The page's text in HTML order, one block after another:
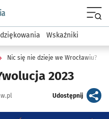
Prezydent
Wskaźniki
Nic się nie dzieje we Wrocławiu?
2023
Udostępnijartykuł